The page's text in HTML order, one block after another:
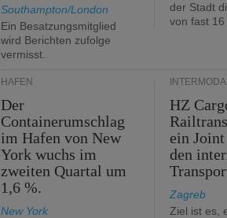
Southampton/London
Ein Besatzungsmitglied
wird Berichten zufolge
vermisst.
der Stadt
von fast 16
HÄFEN
Der
Containerumschlag
im Hafen von New
York wuchs im
zweiten Quartal um
1,6 %.
New York
HZ
ein
den
Zagreb
Ziel ist es,